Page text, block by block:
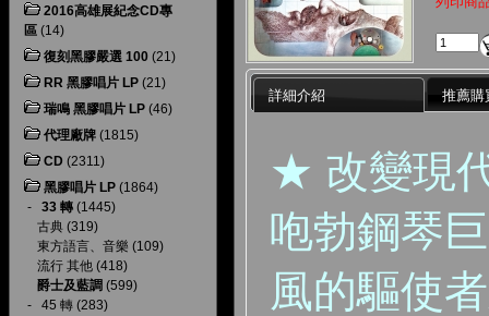
2016高雄展紀念CD專
區 (14)
復刻黑膠嚴選 100 (21)
RR 黑膠唱片 LP (21)
瑞鳴 黑膠唱片 LP (46)
代理廠牌 (1815)
CD (2311)
黑膠唱片 LP (1864)
- 33 轉 (1445)
古典 (319)
東方語言、音樂 (109)
流行 其他 (418)
爵士及藍調 (599)
- 45 轉 (283)
詳細介紹 推薦購
★ 改變現
咆勃鋼琴
風的驅使